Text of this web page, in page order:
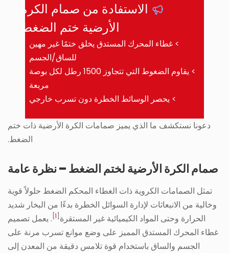
الاستفادة من صمام الكرة
الأرضية ختم الضغط
> غطاء المحرك المستدق يخلق ختمًا غير مهين
للساق/الجسم
> يقاوم الضغوط التي تتجاوز 1500 رطل لكل بوصة
مربعة
> يحصر الوسائط الخطرة دون تسرب خارجي
دعونا نستكشف ما الذي يميز صمامات الكرة الأرضية ذات ختم
الضغط.
صمام الكرة الأرضية لختم الضغط – نظرة عامة
تمثل الصمامات الكروية ذات الغطاء المحكم الضغط حلولاً قوية
وخالية من الانبعاثات لإدارة السوائل الخطرة بدءًا من البخار شديد
الحرارة وحتى المواد الكيميائية غير المستقرة 1 . يعمل تصميم
غطاء المحرك المستدق المميز على وضع موانع تسرب مرنة على
الجسم والساق باستخدام قوة تلامس دقيقة من المعدن إلى